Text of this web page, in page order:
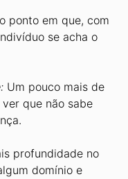
ponto em que, com
se acha o
Um pouco mais de
que não sabe
profundidade no
domínio e